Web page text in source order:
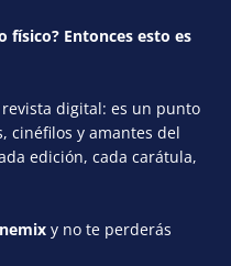
físico? Entonces esto es
digital: es un punto
cinéfilos y amantes del
edición, cada carátula,
y no te perderás